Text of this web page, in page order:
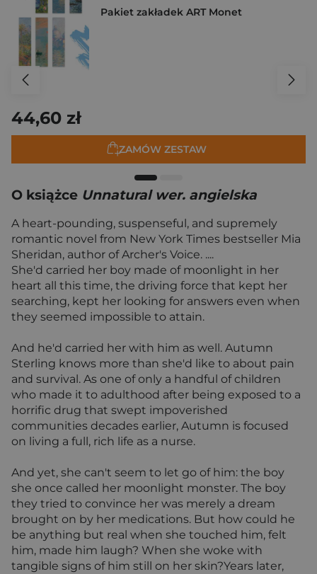
Pakiet zakładek ART Monet
44,60 zł
ZAMÓW ZESTAW
O książce Unnatural wer. angielska
A heart-pounding, suspenseful, and supremely
romantic novel from New York Times bestseller Mia
Sheridan, author of Archer's Voice. ....
She'd carried her boy made of moonlight in her
heart all this time, the driving force that kept her
searching, kept her looking for answers even when
they seemed impossible to attain.
And he'd carried her with him as well. Autumn
Sterling knows more than she'd like to about pain
and survival. As one of only a handful of children
who made it to adulthood after being exposed to a
horrific drug that swept impoverished
communities decades earlier, Autumn is focused
on living a full, rich life as a nurse.
And yet, she can't seem to let go of him: the boy
she once called her moonlight monster. The boy
they tried to convince her was merely a dream
brought on by her medications. But how could he
be anything but real when she touched him, felt
him, made him laugh? When she woke with
tangible signs of him still on her skin?Years later,